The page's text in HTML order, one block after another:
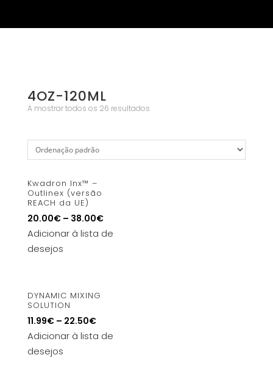
4OZ-120ML
A mostrar todos os 26 resultados
Kwadron Inx™ –
Outlinex (versão
REACH da UE)
20.00€– 38.00€
Adicionar à lista de
desejos
DYNAMIC MIXING
SOLUTION
11.99€– 22.50€
Adicionar à lista de
desejos